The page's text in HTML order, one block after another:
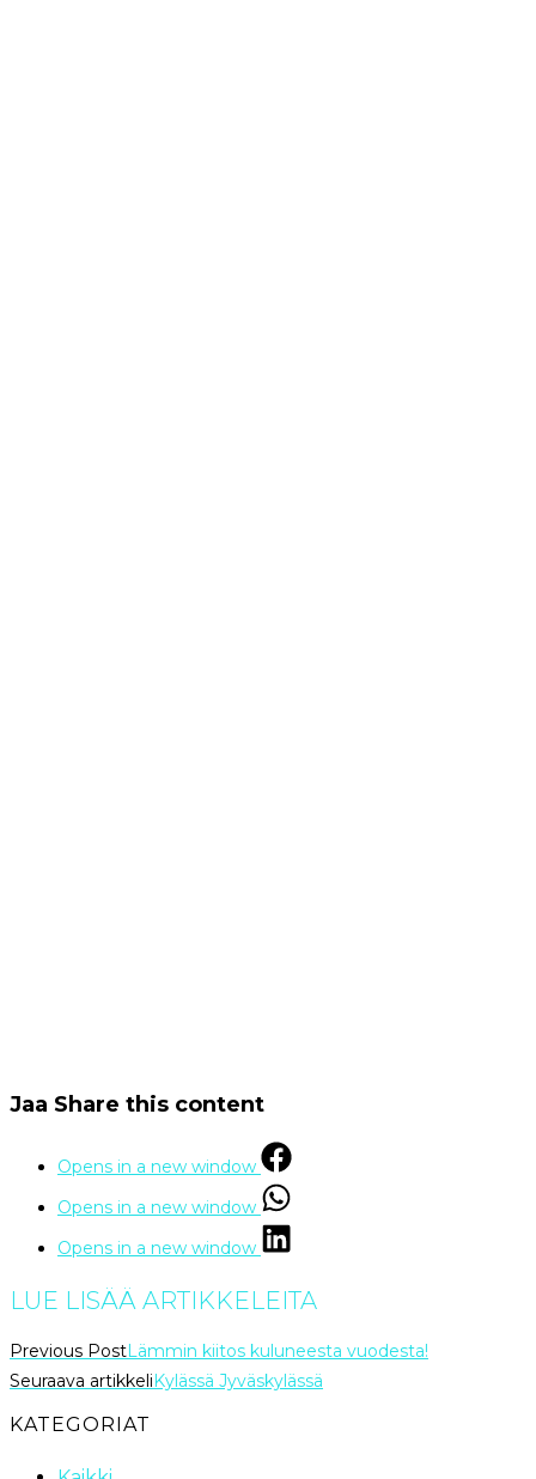
Jaa Share this content
Opens in a new window
Opens in a new window
Opens in a new window
LUE LISÄÄ ARTIKKELEITA
Previous PostLämmin kiitos kuluneesta vuodesta!
Seuraava artikkeliKylässä Jyväskylässä
KATEGORIAT